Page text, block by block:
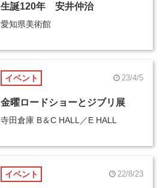
生誕120年 安井仲治
愛知県美術館
イベント 23/4/5
金曜ロードショーとジブリ展
寺田倉庫 B＆C HALL／E HALL
イベント 22/8/23